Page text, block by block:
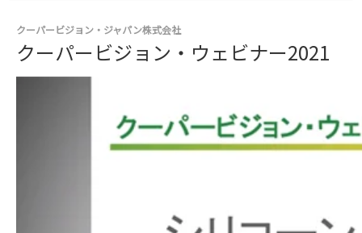
クーパービジョン・ジャパン株式会社
クーパービジョン・ウェビナー2021